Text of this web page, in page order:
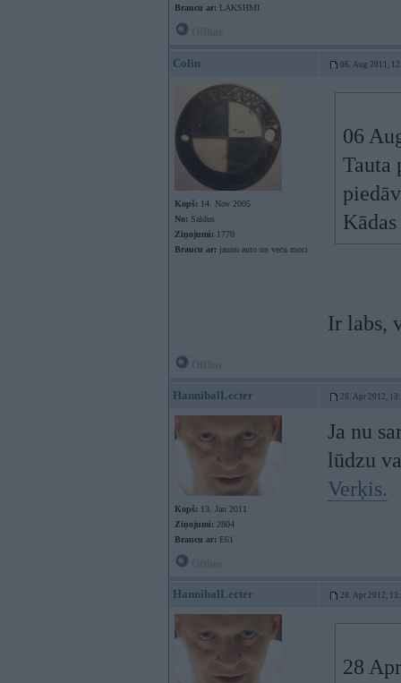
Braucu ar: LAKSHMI
Colin 06. Aug 2011,
Kopš: 14. Nov 2005
No: Saldus
Ziņojumi: 1770
Braucu ar: jaunu auto un vecu moci
06
Tauta
Ir labs,
HannibalLecter 28. Apr 2012,
Kopš: 13. Jan 2011
Ziņojumi: 2804
Braucu ar: E61
Ja nu
lūdzu
Verķis.
HannibalLecter 28. Apr 2012,
28